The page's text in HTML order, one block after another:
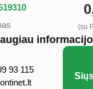
(su
93 115